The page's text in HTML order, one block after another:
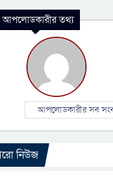
আপলোডকারীর তথ্য
আপলোডকারীর সব
নিউজ